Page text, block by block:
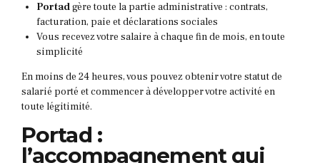
Portadgère toute la partie administrative : contrats,
facturation, paie et déclarations sociales
Vous recevez votre salaire à chaque fin de mois, en toute
simplicité
En moins de 24 heures, vous pouvez obtenir votre statut de
salarié porté et commencer à développer votre activité en
toute légitimité.
Portad :
l’accompagnement qui